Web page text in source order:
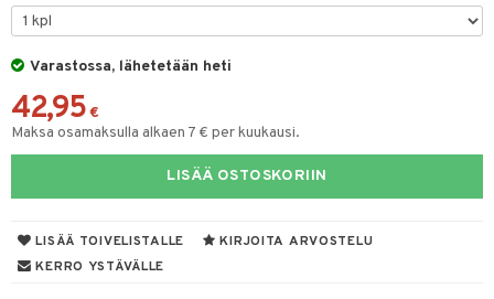
Varastossa, lähetetään heti
42,95 €
Maksa osamaksulla alkaen 7 € per kuukausi.
LISÄÄ OSTOSKORIIN
LISÄÄ TOIVELISTALLE
KIRJOITA ARVOSTELU
KERRO YSTÄVÄLLE
Set
tarvikkeet
de cologne